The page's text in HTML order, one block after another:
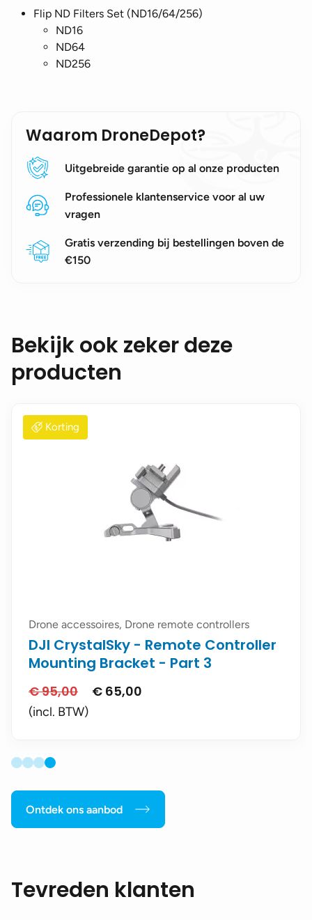
Flip ND Filters Set (ND16/64/256)
ND16
ND64
ND256
Waarom DroneDepot?
Uitgebreide garantie op al onze producten
Professionele klantenservice voor al uw
vragen
Gratis verzending bij bestellingen boven de
€150
Bekijk ook zeker deze
producten
Korting
Drone accessoires, Drone remote controllers
DJI CrystalSky - Remote Controller
Mounting Bracket - Part 3
€95,00
Oorspronkelijke
€ 65,00
(incl. BTW)
Ontdek ons aanbod
Tevreden klanten